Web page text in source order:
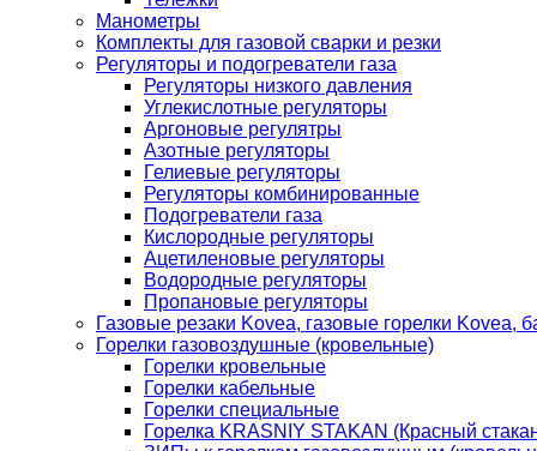
Манометры
Комплекты для газовой сварки и резки
Регуляторы и подогреватели газа
Регуляторы низкого давления
Углекислотные регуляторы
Аргоновые регулятры
Азотные регуляторы
Гелиевые регуляторы
Регуляторы комбинированные
Подогреватели газа
Кислородные регуляторы
Ацетиленовые регуляторы
Водородные регуляторы
Пропановые регуляторы
Газовые резаки Kovea, газовые горелки Kovea,
Горелки газовоздушные (кровельные)
Горелки кровельные
Горелки кабельные
Горелки специальные
Горелка KRASNIY STAKAN (Красный